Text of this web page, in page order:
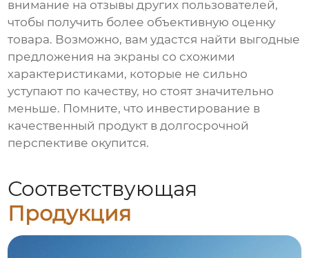
внимание на отзывы других пользователей,
чтобы получить более объективную оценку
товара. Возможно, вам удастся найти выгодные
предложения на экраны со схожими
характеристиками, которые не сильно
уступают по качеству, но стоят значительно
меньше. Помните, что инвестирование в
качественный продукт в долгосрочной
перспективе окупится.
Соответствующая
Продукция